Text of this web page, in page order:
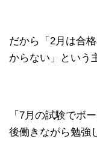
だから「2月は合
からない」という
「7月の試験でボ
後働きながら勉強